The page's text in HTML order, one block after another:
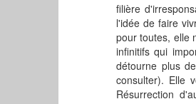
filière
l'idée de faire
pour toutes, elle
infinitifs qui
détourne plus
consulter). Elle
Résurrection